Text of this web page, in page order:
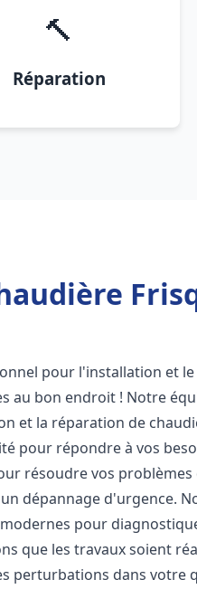
🔨
Réparation
pour l'installation et
au bon endroit ! Notre
et la réparation de
pour répondre à vos
résoudre vos
dépannage d'urgence.
pour
que les travaux soient
perturbations dans votre